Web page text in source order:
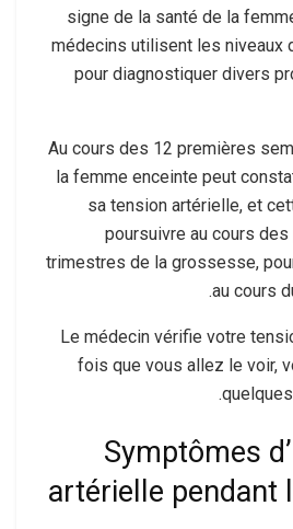
signe de la santé de la
médecins utilisent les niveaux
pour diagnostiquer divers
Au cours des 12 premières
la femme enceinte peut
sa tension artérielle, et
poursuivre au cours
trimestres de la grossesse,
au cours
Le médecin vérifie votre
fois que vous allez le voir,
Symptômes
artérielle pendant